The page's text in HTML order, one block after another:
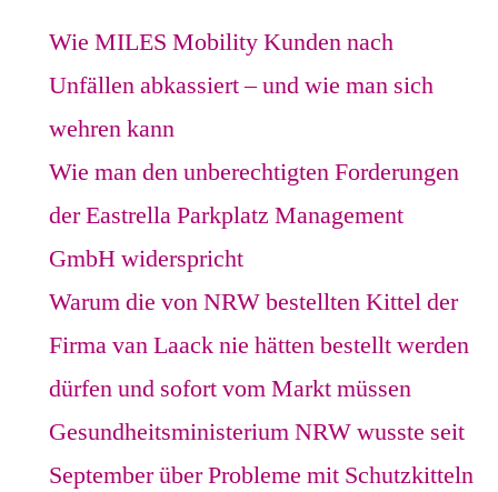
Wie MILES Mobility Kunden nach
Unfällen abkassiert – und wie man sich
wehren kann
Wie man den unberechtigten Forderungen
der Eastrella Parkplatz Management
GmbH widerspricht
Warum die von NRW bestellten Kittel der
Firma van Laack nie hätten bestellt werden
dürfen und sofort vom Markt müssen
Gesundheitsministerium NRW wusste seit
September über Probleme mit Schutzkitteln